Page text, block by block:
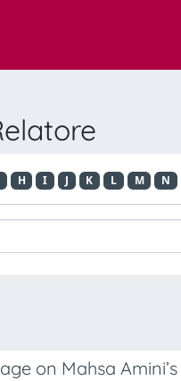
H I J K L M N
on Mahsa